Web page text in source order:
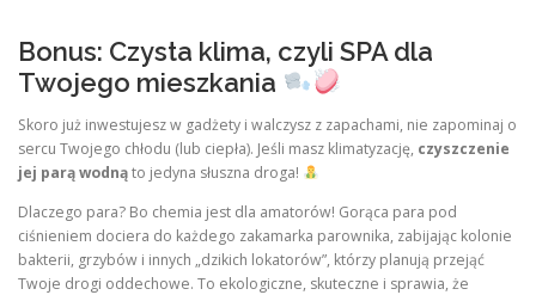
Bonus: Czysta klima, czyli SPA dla
Twojego mieszkania
Skoro już inwestujesz w gadżety i walczysz z zapachami, nie zapominaj o
sercu Twojego chłodu (lub ciepła). Jeśli masz klimatyzację, czyszczenie
jej parą wodnąto jedyna słuszna droga!
Dlaczego para? Bo chemia jest dla amatorów! Gorąca para pod
ciśnieniem dociera do każdego zakamarka parownika, zabijając kolonie
bakterii, grzybów i innych „dzikich lokatorów”, którzy planują przejąć
Twoje drogi oddechowe. To ekologiczne, skuteczne i sprawia, że